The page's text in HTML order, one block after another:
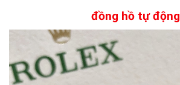
đồng hồ tự động